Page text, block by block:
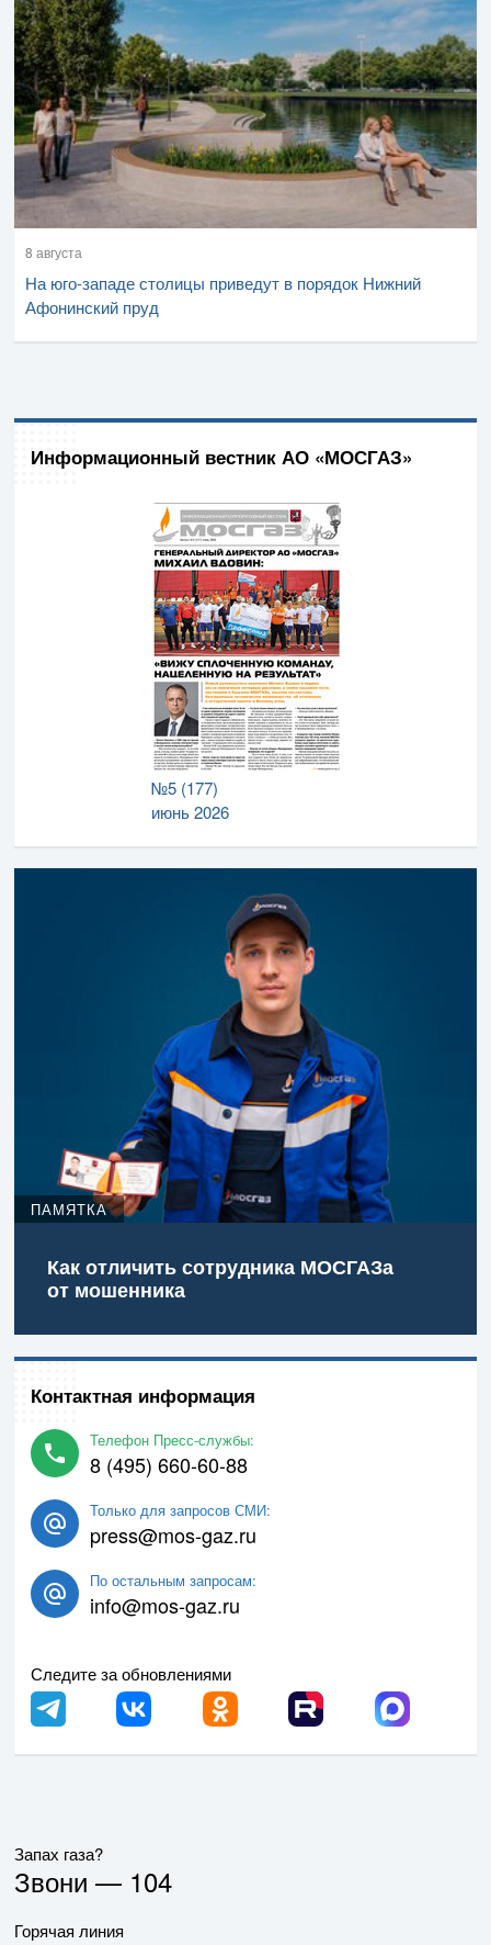
8 августа
На юго-западе столицы приведут в порядок Нижний
Афонинский пруд
Информационный вестник АО «МОСГАЗ»
№5 (177)
июнь 2026
ПАМЯТКА
Как отличить сотрудника МОСГАЗа
от мошенника
Контактная информация
Телефон Пресс-службы:
8 (495) 660-60-88
Только для запросов СМИ:
press@mos-gaz.ru
По остальным запросам:
info@mos-gaz.ru
Следите за обновлениями
Запах газа?
Звони — 104
Горячая линия